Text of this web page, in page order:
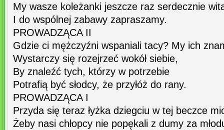
My wasze koleżanki jeszcze raz serdecznie
I do wspólnej zabawy zapraszamy.
PROWADZĄCA II
Gdzie ci mężczyźni wspaniali tacy? My ich
Wystarczy się rozejrzeć wokół siebie,
By znaleźć tych, którzy w potrzebie
Potrafią być słodcy, że przyłóż do rany.
PROWADZĄCA I
Przyda się teraz łyżka dziegciu w tej beczce
Żeby nasi chłopcy nie popękali z dumy za